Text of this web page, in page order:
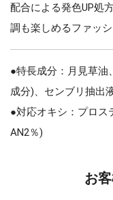
配合による発色UP処
調も楽しめるファッシ
●特長成分：月見草油
成分)、センブリ抽出
●対応オキシ：プロス
AN2％)
お